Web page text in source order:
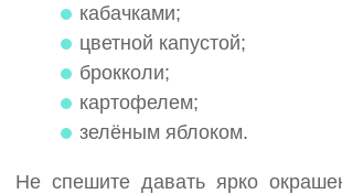
кабачками;
цветной капустой;
брокколи;
картофелем;
зелёным яблоком.
Не спешите давать ярко